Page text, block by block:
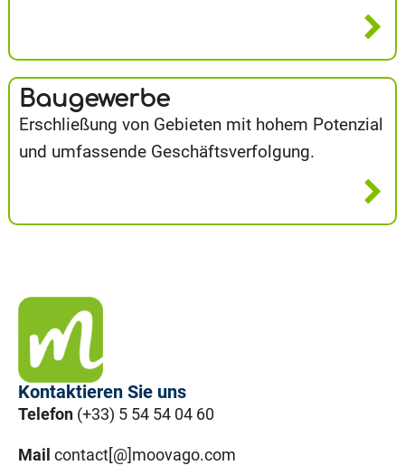
Baugewerbe
Erschließung von Gebieten mit hohem Potenzial
und umfassende Geschäftsverfolgung.
Kontaktieren Sie uns
Telefon (+33) 5 54 54 04 60
Mail contact[@]moovago.com